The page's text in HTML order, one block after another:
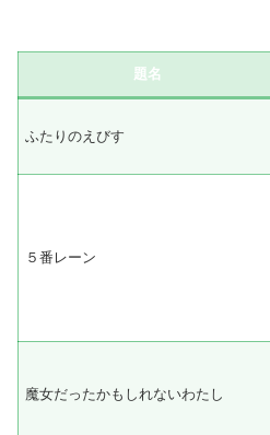
題名
ふたりのえびす
５番レーン
魔女だったかもしれないわたし